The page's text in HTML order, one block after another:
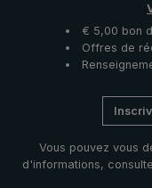
€ 5,00 bon
Offres de
Vous pouvez vous
d'informations,